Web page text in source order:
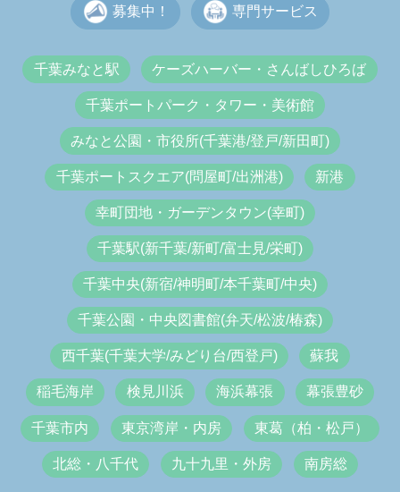
募集中！ 専門サービス
千葉みなと駅 ケーズハーバー・さんばしひろば
千葉ポートパーク・タワー・美術館
みなと公園・市役所(千葉港/登戸/新田町)
千葉ポートスクエア(問屋町/出洲港) 新港
幸町団地・ガーデンタウン(幸町)
千葉駅(新千葉/新町/富士見/栄町)
千葉中央(新宿/神明町/本千葉町/中央)
千葉公園・中央図書館(弁天/松波/椿森)
西千葉(千葉大学/みどり台/西登戸) 蘇我
稲毛海岸 検見川浜 海浜幕張 幕張豊砂
千葉市内 東京湾岸・内房 東葛（柏・松戸）
北総・八千代 九十九里・外房 南房総